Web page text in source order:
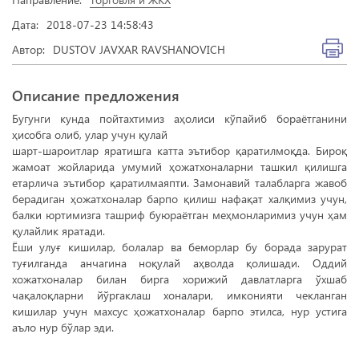
Дата: 2018-07-23 14:58:43
Автор: DUSTOV JAVXAR RAVSHANOVICH
Описание предложения
Бугунги кунда пойтахтимиз аҳолиси кўпайиб бораётганини
ҳисобга олиб, улар учун қулай
шарт-шароитлар яратишга катта эътибор қаратилмоқда. Бироқ
жамоат жойларида умумий ҳожатхоналарни ташкил қилишга
етарлича эътибор қаратилмаяпти. Замонавий талабларга жавоб
берадиган ҳожатхоналар барпо қилиш нафақат халқимиз учун,
балки юртимизга ташриф буюраётган меҳмонларимиз учун ҳам
қулайлик яратади.
Ёши улуғ кишилар, болалар ва беморлар бу борада зарурат
туғилганда анчагина ноқулай аҳволда қолишади. Оддий
хожатхоналар билан бирга хорижий давлатларга ўхшаб
чақалоқларни йўргаклаш хоналари, имконияти чекланган
кишилар учун махсус ҳожатхоналар барпо этилса, нур устига
аъло нур бўлар эди.